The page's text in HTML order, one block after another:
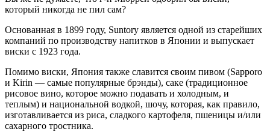
который никогда не пил сам?
Основанная в 1899 году, Suntory является одной из старейших
компаний по производству напитков в Японии и выпускает
виски с 1923 года.
Помимо виски, Япония также славится своим пивом (Sapporo
и Kirin — самые популярные брэнды), саке (традиционное
рисовое вино, которое можно подавать и холодным, и
теплым) и национальной водкой, шочу, которая, как правило,
изготавливается из риса, сладкого картофеля, пшеницы и/или
сахарного тростника.